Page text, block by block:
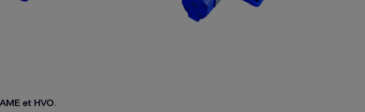
et HVO.